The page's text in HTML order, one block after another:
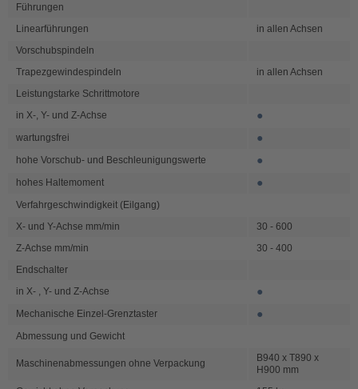
Führungen
Linearführungen
in allen Achsen
Vorschubspindeln
Trapezgewindespindeln
in allen Achsen
Leistungstarke Schrittmotore
in X-, Y- und Z-Achse
●
wartungsfrei ●
hohe Vorschub- und Beschleunigungswerte ●
hohes Haltemoment ●
Verfahrgeschwindigkeit (Eilgang)
X- und Y-Achse mm/min
30 - 600
Z-Achse mm/min
30 - 400
Endschalter
in X- , Y- und Z-Achse
●
Mechanische Einzel-Grenztaster ●
Abmessung und Gewicht
Maschinenabmessungen ohne Verpackung
B940 x T890 x
H900 mm